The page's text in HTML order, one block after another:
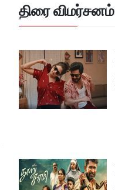
திரை விமர்சனம்